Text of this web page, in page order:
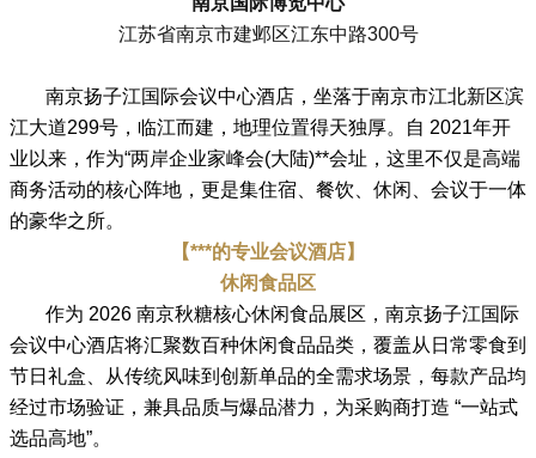
江苏省南京市建邺区江东中路300号
南京扬子江国际会议中心酒店，坐落于南京市江北新区滨
江大道299号，临江而建，地理位置得天独厚。自 2021年开
业以来，作为“两岸企业家峰会(大陆)**会址，这里不仅是高端
商务活动的核心阵地，更是集住宿、餐饮、休闲、会议于一体
的豪华之所。
【***的专业会议酒店】
休闲食品区
作为 2026 南京秋糖核心休闲食品展区，南京扬子江国际
会议中心酒店将汇聚数百种休闲食品品类，覆盖从日常零食到
节日礼盒、从传统风味到创新单品的全需求场景，每款产品均
经过市场验证，兼具品质与爆品潜力，为采购商打造 “一站式
选品高地”。